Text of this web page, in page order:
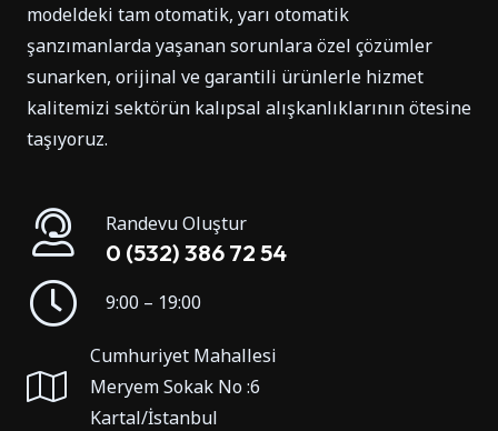
modeldeki tam otomatik, yarı otomatik
şanzımanlarda yaşanan sorunlara özel çözümler
sunarken, orijinal ve garantili ürünlerle hizmet
kalitemizi sektörün kalıpsal alışkanlıklarının ötesine
taşıyoruz.
Randevu Oluştur
0 (532) 386 72 54
9:00 – 19:00
Cumhuriyet Mahallesi
Meryem Sokak No :6
Kartal/İstanbul